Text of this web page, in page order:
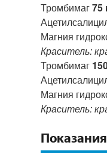
Тромбимаг75
Магния
Краситель:
Тромбимаг
Магния
Краситель: